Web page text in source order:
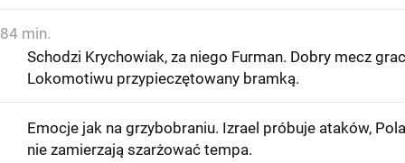
84 min.
Schodzi Krychowiak, za niego Furman. Dobry mecz
Lokomotiwu przypieczętowany bramką.
Emocje jak na grzybobraniu. Izrael próbuje ataków,
nie zamierzają szarżować tempa.